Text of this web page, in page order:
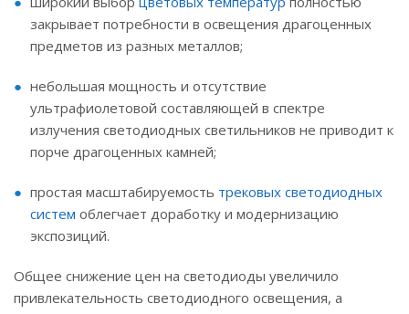
закрывает потребности в освещения драгоценных
предметов из разных металлов;
небольшая мощность и отсутствие
ультрафиолетовой составляющей в спектре
излучения светодиодных светильников не приводит к
порче драгоценных камней;
простая масштабируемость трековых светодиодных
систем облегчает доработку и модернизацию
экспозиций.
Общее снижение цен на светодиоды увеличило
привлекательность светодиодного освещения, а